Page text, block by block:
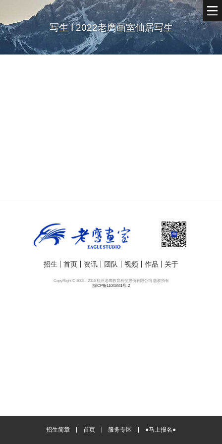
写生 I 2022老鹰画室仙居写生
招生 首页 资讯 团队 视频 作品 关于
CopyRight © 2008 - 2016 杭州老鹰教育科技股份有限公司 版权所有
浙ICP备11043441号-2
招生简章 首页 服务专区 ●马上报名●